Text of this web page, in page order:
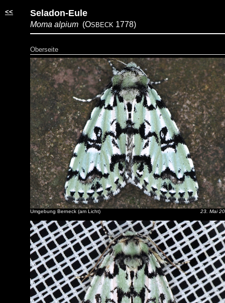
<< Seladon-Eule
Moma alpium (OSBECK 1778)
Oberseite
Umgebung Berneck (am Licht) 23. Mai